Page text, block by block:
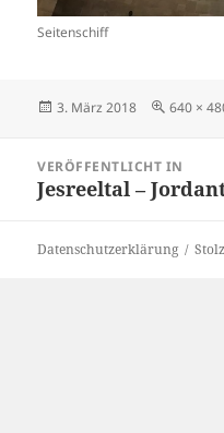
Seitenschiff
Veröffentlicht
3. März 2018 640 ×
VERÖFFENTLICHT IN
Jesreeltal –
Datenschutzerklärung